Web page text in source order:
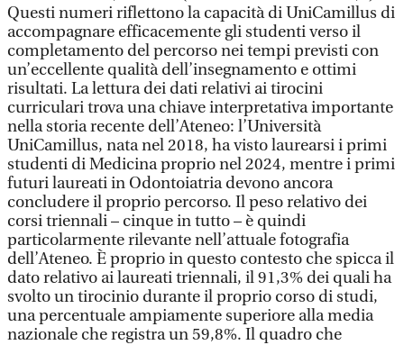
Questi numeri riflettono la capacità di UniCamillus di
accompagnare efficacemente gli studenti verso il
completamento del percorso nei tempi previsti con
un’eccellente qualità dell’insegnamento e ottimi
risultati. La lettura dei dati relativi ai tirocini
curriculari trova una chiave interpretativa importante
nella storia recente dell’Ateneo: l’Università
UniCamillus, nata nel 2018, ha visto laurearsi i primi
studenti di Medicina proprio nel 2024, mentre i primi
futuri laureati in Odontoiatria devono ancora
concludere il proprio percorso. Il peso relativo dei
corsi triennali – cinque in tutto – è quindi
particolarmente rilevante nell’attuale fotografia
dell’Ateneo. È proprio in questo contesto che spicca il
dato relativo ai laureati triennali, il 91,3% dei quali ha
svolto un tirocinio durante il proprio corso di studi,
una percentuale ampiamente superiore alla media
nazionale che registra un 59,8%. Il quadro che